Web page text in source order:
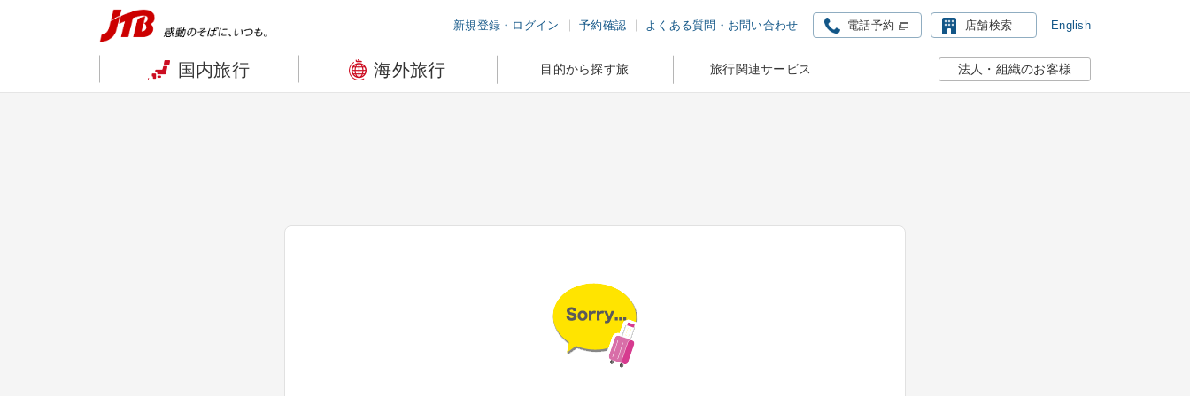
新規登録・ログイン 予約確認 よくある質問・お問い合わせ 電話予約 店舗検索 English
国内旅行 海外旅行 目的から探す旅 旅行関連サービス 法人・組織のお客様